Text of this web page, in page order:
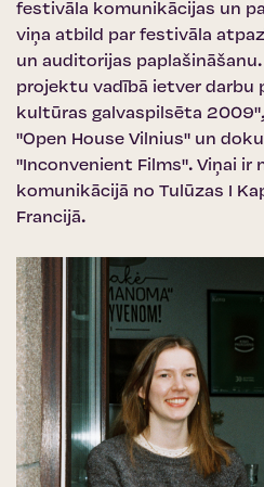
festivāla komunikācijas un
viņa atbild par festivāla
un auditorijas
projektu vadībā ietver darbu
kultūras galvaspilsēta
"Open House Vilnius" un
"Inconvenient Films". Viņai ir
komunikācijā no Tulūzas I
Francijā.